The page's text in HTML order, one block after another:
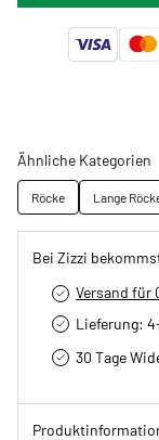
Ähnliche Kategorien
Röcke Lange
Bei Zizzi
Versand für
Lieferung:
30 Tage